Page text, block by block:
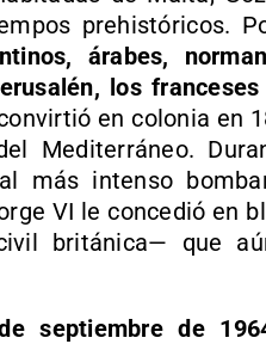
prehistóricos.
árabes,
los
en colonia en
Mediterráneo.
más intenso
VI le concedió en
británica— que
septiembre de